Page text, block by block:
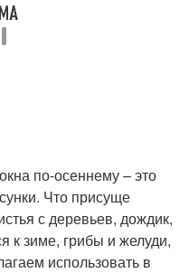
по-осеннему – это
Что присуще
с деревьев, дождик,
к зиме, грибы и желуди,
использовать в